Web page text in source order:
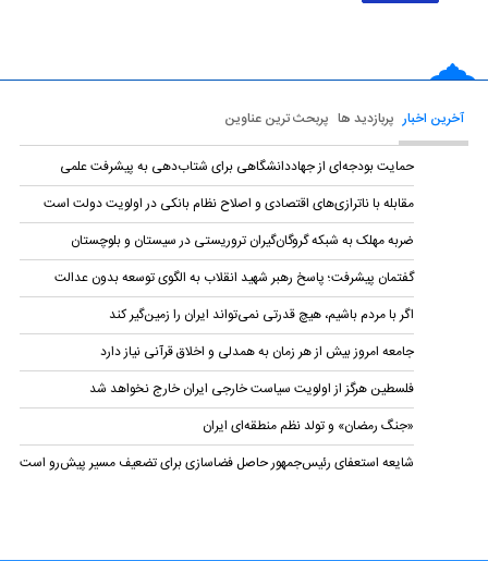
آخرین اخبار پربازدید ها پربحث ترین عناوین
حمایت بودجه‌ای از جهاددانشگاهی برای شتاب‌دهی به پیشرفت علمی
مقابله با ناترازی‌های اقتصادی و اصلاح نظام بانکی در اولویت دولت است
ضربه مهلک به شبکه گروگان‌گیران تروریستی در سیستان و بلوچستان
گفتمان پیشرفت؛ پاسخ رهبر شهید انقلاب به الگوی توسعه بدون عدالت
اگر با مردم باشیم، هیچ قدرتی نمی‌تواند ایران را زمین‌گیر کند
جامعه امروز بیش از هر زمان به همدلی و اخلاق قرآنی نیاز دارد
فلسطین هرگز از اولویت سیاست خارجی ایران خارج نخواهد شد
«جنگ رمضان» و تولد نظم منطقه‌ای ایران
شایعه استعفای رئیس‌جمهور حاصل فضاسازی برای تضعیف مسیر پیش‌رو است